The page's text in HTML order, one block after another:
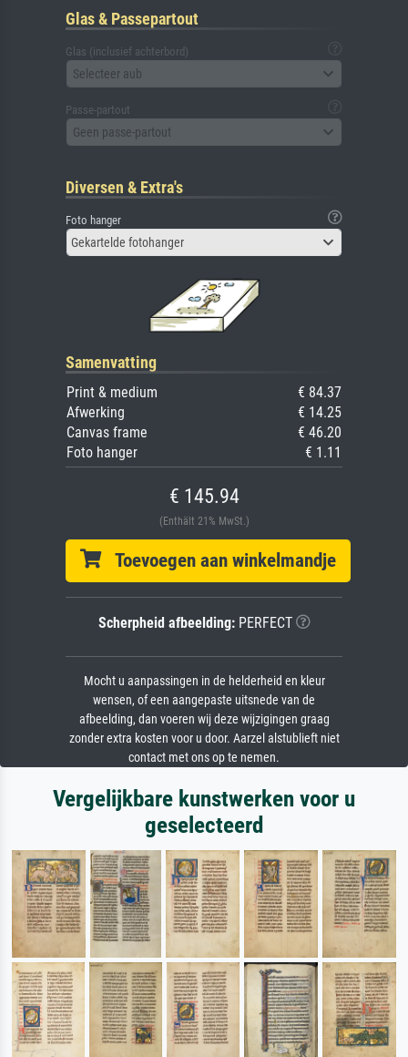
Glas & Passepartout
Glas (inclusief achterbord)
Selecteer aub
Passe-partout
Geen passe-partout
Diversen & Extra's
Foto hanger
Gekartelde fotohanger
Samenvatting
Print & medium
€ 84.37
Afwerking
€ 14.25
Canvas frame
€ 46.20
Foto hanger
€ 1.11
€ 145.94
(Enthält 21% MwSt.)
Toevoegen aan winkelmandje
Scherpheid afbeelding:PERFECT
Mocht u aanpassingen in de helderheid en kleur
wensen, of een aangepaste uitsnede van de
afbeelding, dan voeren wij deze wijzigingen graag
zonder extra kosten voor u door. Aarzel alstublieft niet
contact met ons op te nemen.
Vergelijkbare kunstwerken voor u
geselecteerd